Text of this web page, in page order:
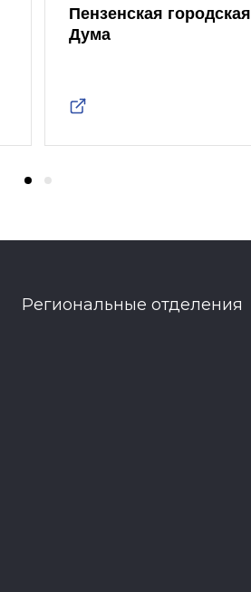
Пензенская городская
Дума
Региональные отделения